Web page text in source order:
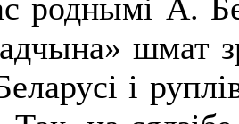
роднымі А.
шмат
і